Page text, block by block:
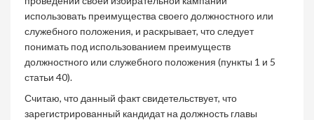
использовать преимущества своего должностного или
служебного положения, и раскрывает, что следует
понимать под использованием преимуществ
должностного или служебного положения (пункты 1 и 5
статьи 40).
Считаю, что данный факт свидетельствует, что
зарегистрированный кандидат на должность главы